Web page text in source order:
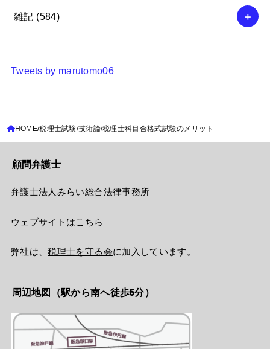
雑記 (584)
Tweets by marutomo06
HOME 税理士試験 技術論 税理士科目合格式試験のメリット
顧問弁護士
弁護士法人みらい総合法律事務所
ウェブサイトはこちら
弊社は、税理士を守る会に加入しています。
周辺地図（駅から南へ徒歩5分）